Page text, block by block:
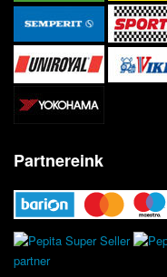
Partnereink
partner